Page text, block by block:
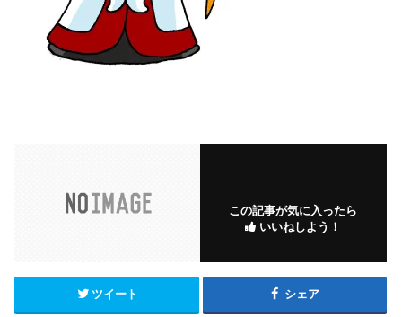
この記事が気に入ったら
いいねしよう！
ツイート シェア